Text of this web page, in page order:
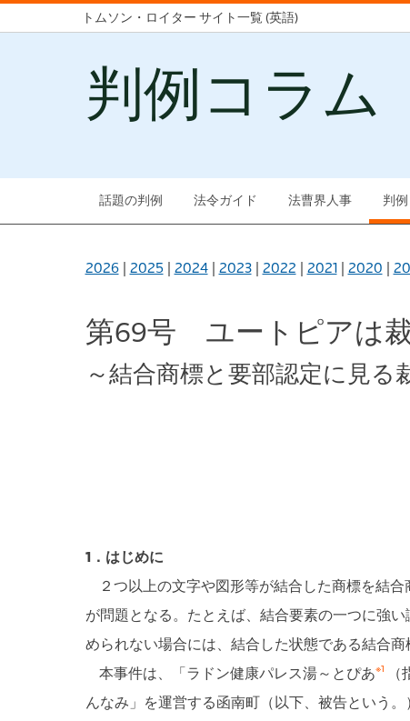
トムソン・ロイター サイト一覧 (英語)
判例コラム
話題の判例 法令ガイド 法曹界人事 判
2026| 2025| 2024| 2023| 2022 | 2021| 2020 |
第69号 ユートピアは
～結合商標と要部認定に見る
1．はじめに
２つ以上の文字や図形等が結合した商標を結
が問題となる。たとえば、結合要素の一つに強
められない場合には、結合した状態である結合
本事件は、「ラドン健康パレス湯～とぴあ※1
んなみ」を運営する函南町（以下、被告という